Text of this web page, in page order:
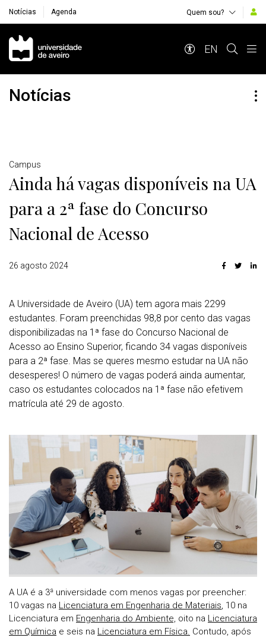
Notícias Agenda Quem sou?
Navegação Principal
EN
Notícias
Detalhes
Campus
Ainda há vagas disponíveis na UA
para a 2ª fase do Concurso
Nacional de Acesso
26 agosto 2024
A Universidade de Aveiro (UA) tem agora mais 2299
estudantes. Foram preenchidas 98,8 por cento das vagas
disponibilizadas na 1ª fase do Concurso Nacional de
Acesso ao Ensino Superior, ficando 34 vagas disponíveis
para a 2ª fase. Mas se queres mesmo estudar na UA não
desesperes! O número de vagas poderá ainda aumentar,
caso os estudantes colocados na 1ª fase não efetivem
matrícula até 29 de agosto.
A UA é a 3ª universidade com menos vagas por preencher:
10 vagas na Licenciatura em Engenharia de Materiais, 10 na
Licenciatura em Engenharia do Ambiente, oito na Licenciatura
em Química e seis na Licenciatura em Física. Contudo, após